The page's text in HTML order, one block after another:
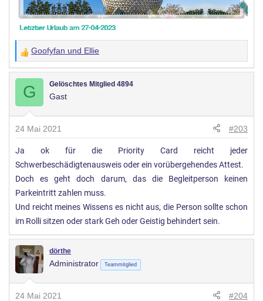
W
e
n
g
e
n
:
Goofyfan und Ellie
G Gelöschtes Mitglied 4894
Gast
24 Mai 2021 #203
Ja ok für die Priority Card reicht jeder
Schwerbeschädigtenausweis oder ein vorübergehendes Attest.
Doch es geht doch darum, das die Begleitperson keinen
Parkeintritt zahlen muss.
Und reicht meines Wissens es nicht aus, die Person sollte schon
im Rolli sitzen oder stark Geh oder Geistig behindert sein.
dörthe
Administrator Teammitglied
24 Mai 2021 #204